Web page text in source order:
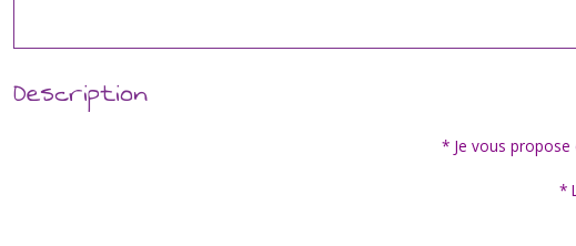
Description
* Je vous
*